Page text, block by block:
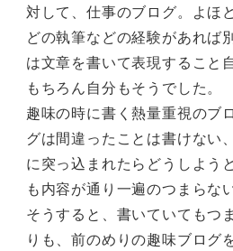
対して、仕事のブログ。よほ
どの執筆などの経験があれば
は文章を書いて表現すること
もちろん自分もそうでした。
趣味の時に書く熱量重視のブ
グは間違ったことは書けない
に突っ込まれたらどうしよう
も内容が通り一遍のつまらな
そうすると、書いていてもつ
りも、前のめりの趣味ブログ